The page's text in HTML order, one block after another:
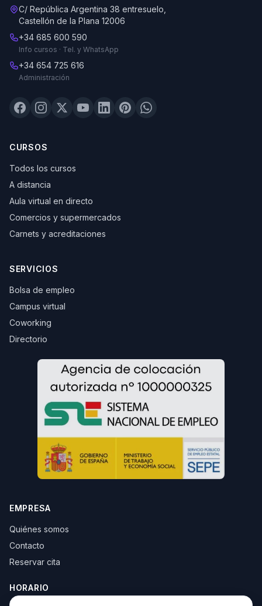
C/ República Argentina 38 entresuelo,
Castellón de la Plana 12006
+34 685 600 590
Info cursos · Tel. y WhatsApp
+34 654 725 616
Administración
CURSOS
Todos los cursos
A distancia
Aula virtual en directo
Comercios y supermercados
Carnets y acreditaciones
SERVICIOS
Bolsa de empleo
Campus virtual
Coworking
Directorio
EMPRESA
Quiénes somos
Contacto
Reservar cita
HORARIO